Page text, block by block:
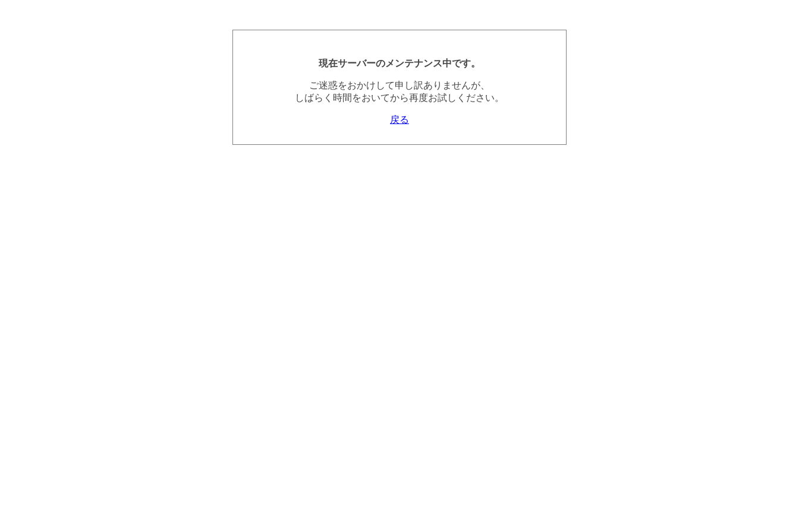
現在サーバーのメンテナンス中です。
ご迷惑をおかけして申し訳ありませんが、
しばらく時間をおいてから再度お試しください。
戻る